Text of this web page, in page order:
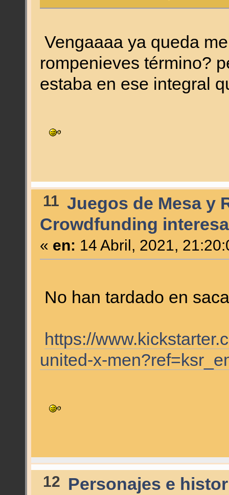
Vengaaaa ya queda
rompenieves término?
estaba en ese integral
11 Juegos de Mesa y
Crowdfunding
« en: 14 Abril, 2021,
No han tardado en
https://
united-x-
12 Personajes e